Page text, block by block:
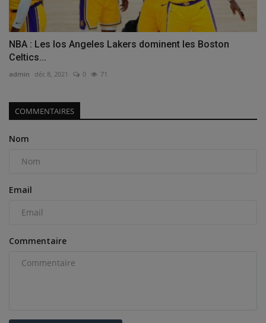
NBA : Les los Angeles Lakers dominent les Boston
Celtics...
admin déc 8, 2021 0 71
COMMENTAIRES
Nom
Email
Commentaire